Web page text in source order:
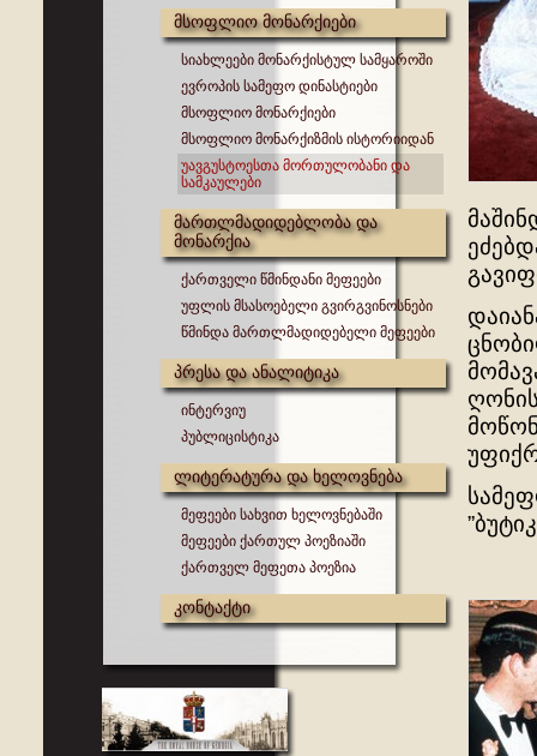
მსოფლიო მონარქიები
სიახლეები მონარქისტულ სამყაროში
ევროპის სამეფო დინასტიები
მსოფლიო მონარქიები
მსოფლიო მონარქიზმის ისტორიიდან
უავგუსტოესთა მორთულობანი და
სამკაულები
მართლმადიდებლობა და
მონარქია
ქართველი წმინდანი მეფეები
უფლის მსასოებელი გვირგვინოსნები
წმინდა მართლმადიდებელი მეფეები
პრესა და ანალიტიკა
ინტერვიუ
პუბლიცისტიკა
ლიტერატურა და ხელოვნება
მეფეები სახვით ხელოვნებაში
მეფეები ქართულ პოეზიაში
ქართველ მეფეთა პოეზია
კონტაქტი